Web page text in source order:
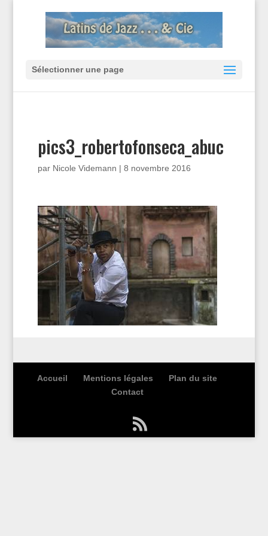
Sélectionner une page
pics3_robertofonseca_abuc
par Nicole Videmann | 8 novembre 2016
Accueil Mentions légales
Plan du site
Contact